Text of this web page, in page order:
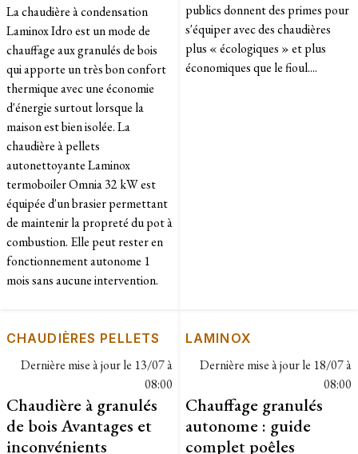
La chaudière à condensation
Laminox Idro est un mode de
chauffage aux granulés de bois
qui apporte un très bon confort
thermique avec une économie
d'énergie surtout lorsque la
maison est bien isolée. La
chaudière à pellets
autonettoyante Laminox
termoboiler Omnia 32 kW est
équipée d'un brasier permettant
de maintenir la propreté du pot à
combustion. Elle peut rester en
fonctionnement autonome 1
mois sans aucune intervention.
publics donnent des primes pour
s'équiper avec des chaudières
plus « écologiques » et plus
économiques que le fioul....
CHAUDIÈRES PELLETS
Dernière mise à jour le 13/07 à
08:00
Chaudière à granulés
de bois Avantages et
inconvénients
LAMINOX
Dernière mise à jour le 18/07 à
08:00
Chauffage granulés
autonome : guide
complet poêles